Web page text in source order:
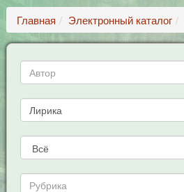
Главная Электронный каталог